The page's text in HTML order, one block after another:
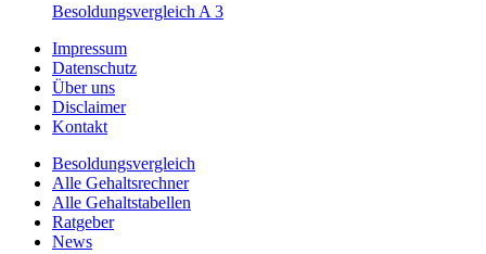
Besoldungsvergleich A 3
Impressum
Datenschutz
Über uns
Disclaimer
Kontakt
Besoldungsvergleich
Alle Gehaltsrechner
Alle Gehaltstabellen
Ratgeber
News